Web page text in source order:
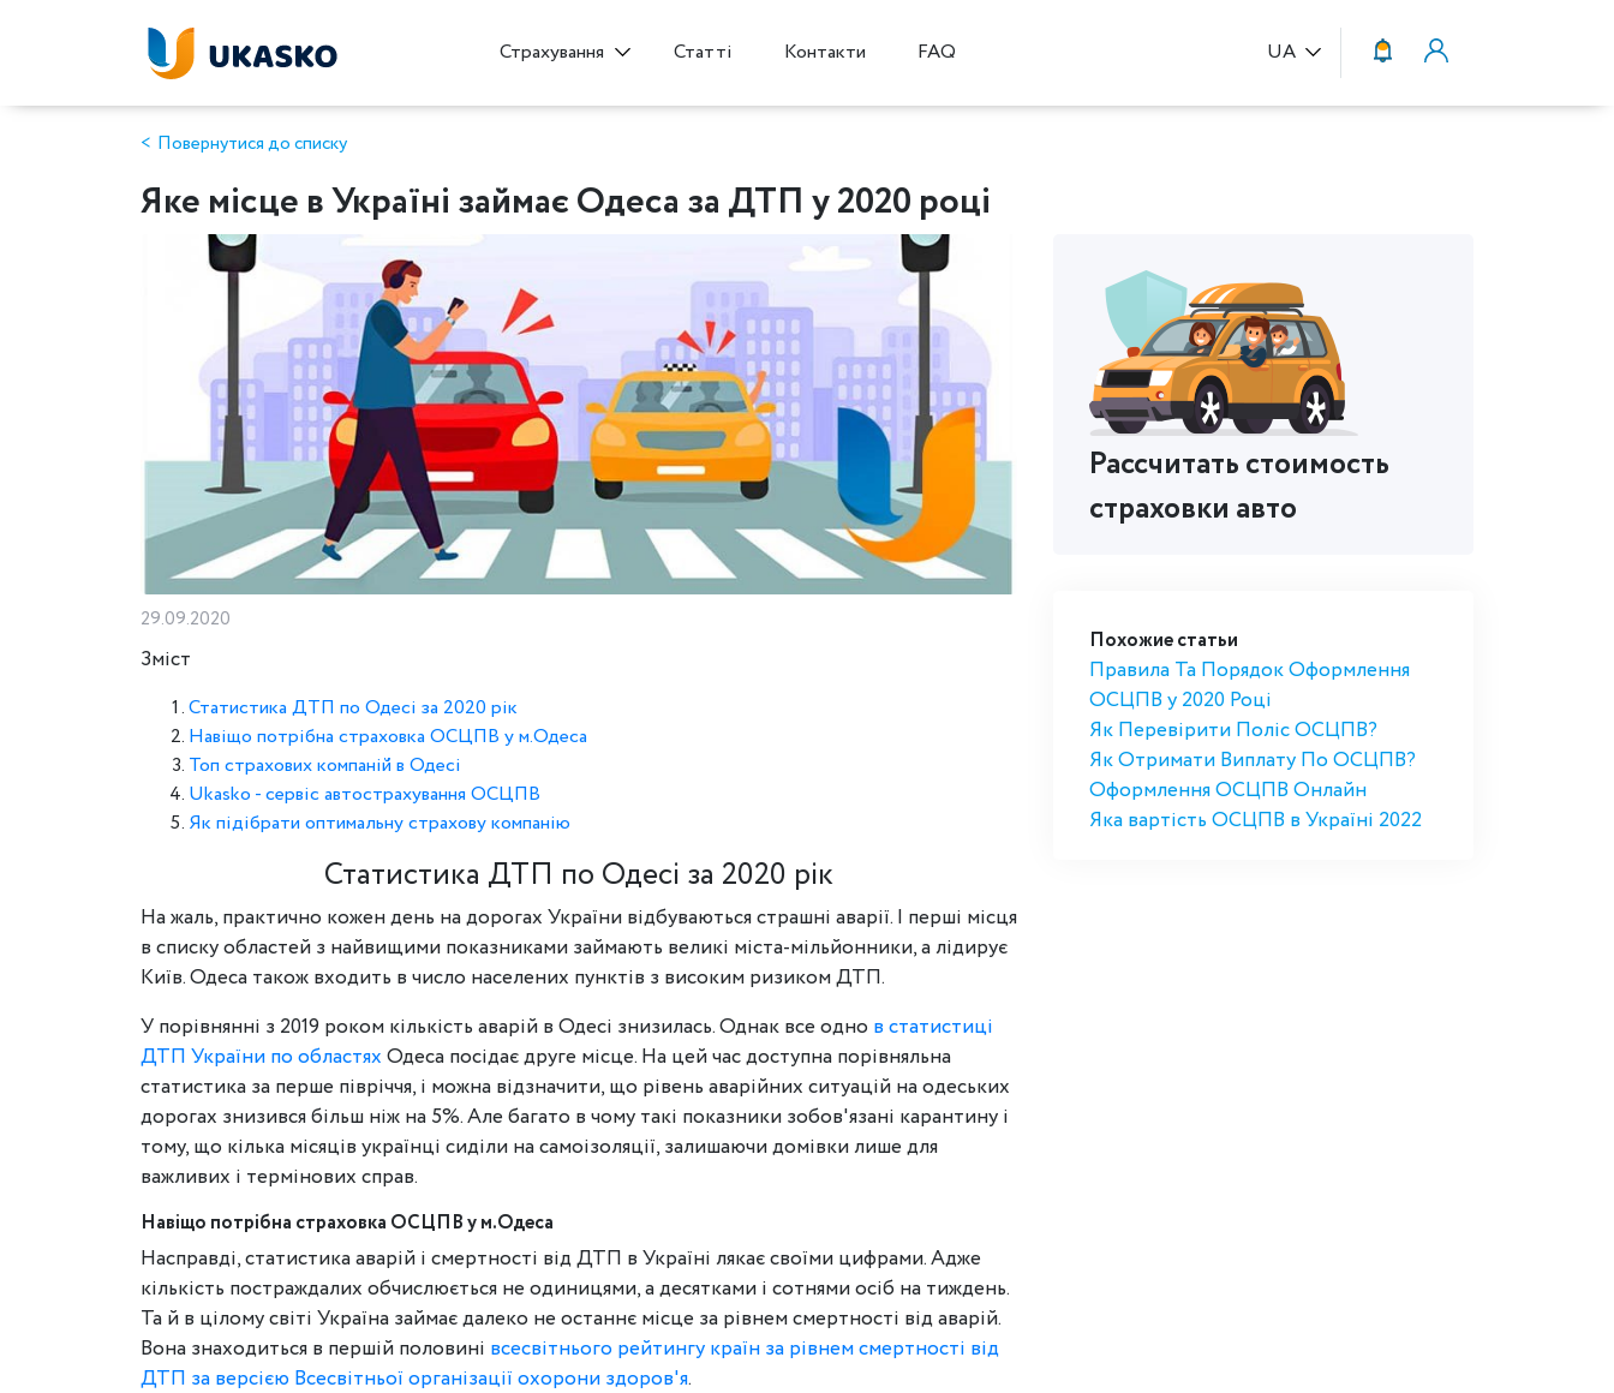
Страхування Статті Контакти FAQ UA
Повернутися до списку
Яке місце в Україні займає Одеса за ДТП у 2020 році
Рассчитать стоимость
страховки авто
Похожие статьи
Правила Та Порядок Оформлення
ОСЦПВ у 2020 Році
Як Перевірити Поліс ОСЦПВ?
Як Отримати Виплату По ОСЦПВ?
Оформлення ОСЦПВ Онлайн
Яка вартість ОСЦПВ в Україні 2022
29.09.2020
Зміст
Статистика ДТП по Одесі за 2020 рік
Навіщо потрібна страховка ОСЦПВ у м.Одеса
Топ страхових компаній в Одесі
Ukasko - сервіс автострахування ОСЦПВ
Як підібрати оптимальну страхову компанію
Статистика ДТП по Одесі за 2020 рік
На жаль, практично кожен день на дорогах України відбуваються страшні аварії. І перші місця
в списку областей з найвищими показниками займають великі міста-мільйонники, а лідирує
Київ. Одеса також входить в число населених пунктів з високим ризиком ДТП.
У порівнянні з 2019 роком кількість аварій в Одесі знизилась. Однак все одно в статистиці
ДТП України по областях Одеса посідає друге місце. На цей час доступна порівняльна
статистика за перше півріччя, і можна відзначити, що рівень аварійних ситуацій на одеських
дорогах знизився більш ніж на 5%. Але багато в чому такі показники зобов'язані карантину і
тому, що кілька місяців українці сиділи на самоізоляції, залишаючи домівки лише для
важливих і термінових справ.
Навіщо потрібна страховка ОСЦПВ у м.Одеса
Насправді, статистика аварій і смертності від ДТП в Україні лякає своїми цифрами. Адже
кількість постраждалих обчислюється не одиницями, а десятками і сотнями осіб на тиждень.
Та й в цілому світі Україна займає далеко не останнє місце за рівнем смертності від аварій.
Вона знаходиться в першій половині всесвітнього рейтингу країн за рівнем смертності від
ДТП за версією Всесвітньої організації охорони здоров'я.